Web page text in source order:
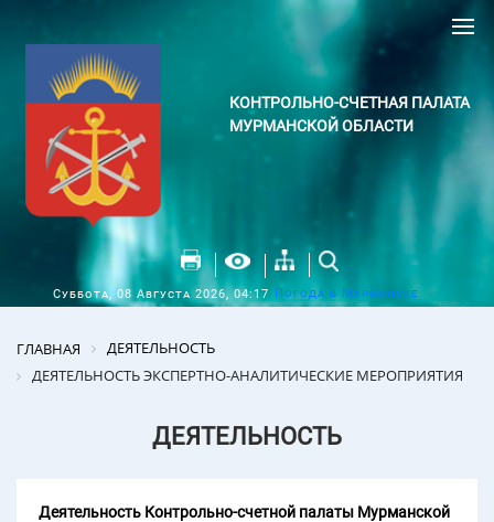
КОНТРОЛЬНО-СЧЕТНАЯ ПАЛАТА
МУРМАНСКОЙ ОБЛАСТИ
Суббота, 08 Августа 2026, 04:17 Погода в Мурманске
ГЛАВНАЯ
ДЕЯТЕЛЬНОСТЬ
ДЕЯТЕЛЬНОСТЬ ЭКСПЕРТНО-АНАЛИТИЧЕСКИЕ МЕРОПРИЯТИЯ
ДЕЯТЕЛЬНОСТЬ
Деятельность Контрольно-счетной палаты Мурманской